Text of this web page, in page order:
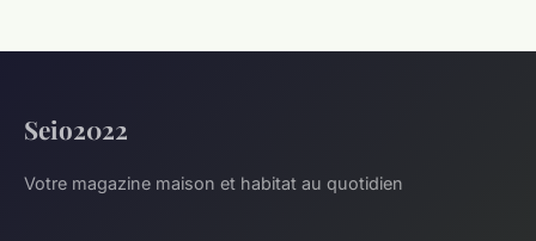
Seio2022
Votre magazine maison et habitat au quotidien